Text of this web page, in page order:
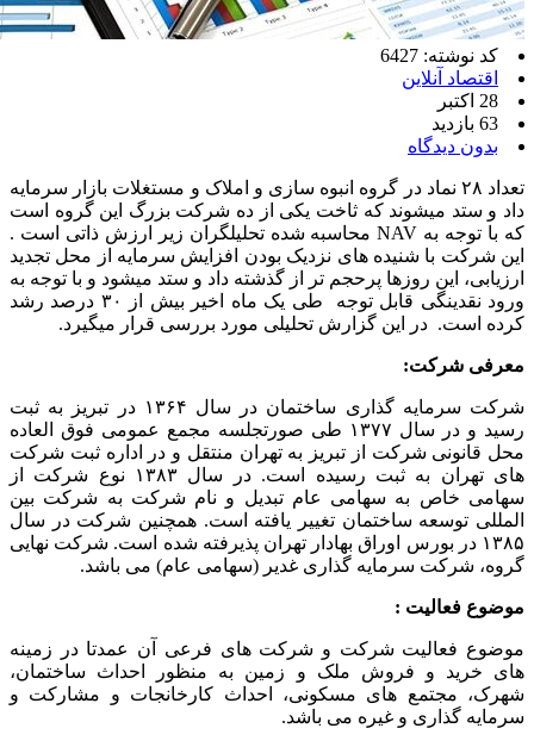
کد نوشته: 6427
اقتصاد آنلاین
28 اکتبر
63 بازدید
بدون دیدگاه
تعداد ۲۸ نماد در گروه انبوه سازی و املاک و مستغلات بازار سرمایه
داد و ستد میشوند که ثاخت یکی از ده شرکت بزرگ این گروه است
که با توجه به NAV محاسبه شده تحلیلگران زیر ارزش ذاتی است .
این شرکت با شنیده های نزدیک بودن افزایش سرمایه از محل تجدید
ارزیابی، این روزها پرحجم تر از گذشته داد و ستد میشود و با توجه به
ورود نقدینگی قابل توجه طی یک ماه اخیر بیش از ۳۰ درصد رشد
کرده است. در این گزارش تحلیلی مورد بررسی قرار میگیرد.
معرفی شرکت:
شرکت سرمایه گذاری ساختمان در سال ۱۳۶۴ در تبریز به ثبت
رسید و در سال ۱۳۷۷ طی صورتجلسه مجمع عمومی فوق العاده
محل قانونی شرکت از تبریز به تهران منتقل و در اداره ثبت شرکت
های تهران به ثبت رسیده است. در سال ۱۳۸۳ نوع شرکت از
سهامی خاص به سهامی عام تبدیل و نام شرکت به شرکت بین
المللی توسعه ساختمان تغییر یافته است. همچنین شرکت در سال
۱۳۸۵ در بورس اوراق بهادار تهران پذیرفته شده است. شرکت نهایی
گروه، شرکت سرمایه گذاری غدیر (سهامی عام) می باشد.
موضوع فعالیت :
موضوع فعالیت شرکت و شرکت های فرعی آن عمدتا در زمینه
های خرید و فروش ملک و زمین به منظور احداث ساختمان،
شهرک، مجتمع های مسکونی، احداث کارخانجات و مشارکت و
سرمایه گذاری و غیره می باشد.